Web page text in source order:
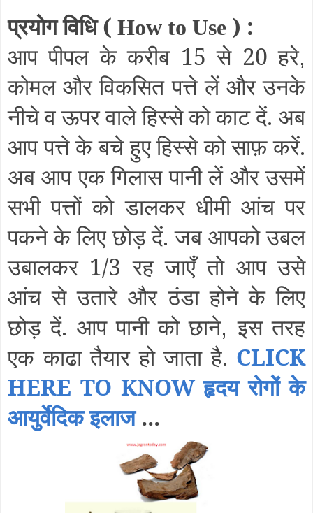
प्रयोग विधि ( How to Use ) :
आप पीपल के करीब 15 से 20 हरे,
कोमल और विकसित पत्ते लें और उनके
नीचे व ऊपर वाले हिस्से को काट दें. अब
आप पत्ते के बचे हुए हिस्से को साफ़ करें.
अब आप एक गिलास पानी लें और उसमें
सभी पत्तों को डालकर धीमी आंच पर
पकने के लिए छोड़ दें. जब आपको उबल
उबालकर 1/3 रह जाएँ तो आप उसे
आंच से उतारे और ठंडा होने के लिए
छोड़ दें. आप पानी को छाने,इस तरह
एक काढा तैयार हो जाता है. CLICK
HERE TO KNOW हृदय रोगों के
आयुर्वेदिक इलाज...